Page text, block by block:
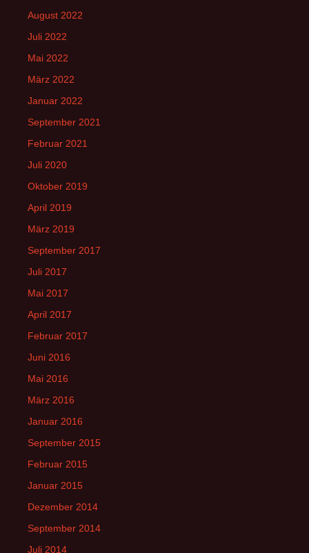
August 2022
Juli 2022
Mai 2022
März 2022
Januar 2022
September 2021
Februar 2021
Juli 2020
Oktober 2019
April 2019
März 2019
September 2017
Juli 2017
Mai 2017
April 2017
Februar 2017
Juni 2016
Mai 2016
März 2016
Januar 2016
September 2015
Februar 2015
Januar 2015
Dezember 2014
September 2014
Juli 2014